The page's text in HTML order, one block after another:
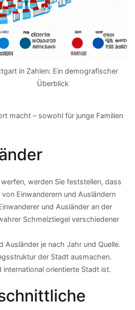
in Zahlen: Ein demografischer
Überblick
macht – sowohl für junge Familien
werden Sie feststellen, dass
Einwanderern und Ausländern
und Ausländer an der
Schmelztiegel verschiedener
Ausländer je nach Jahr und Quelle.
der Stadt ausmachen.
orientierte Stadt ist.